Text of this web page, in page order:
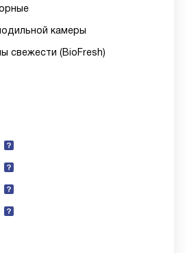
камеры
свежести (BioFresh)